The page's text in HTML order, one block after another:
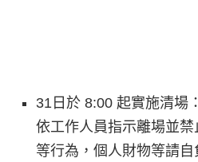
31日於 8:00 起實施清場
依工作人員指示離場並
等行為，個人財物等請自